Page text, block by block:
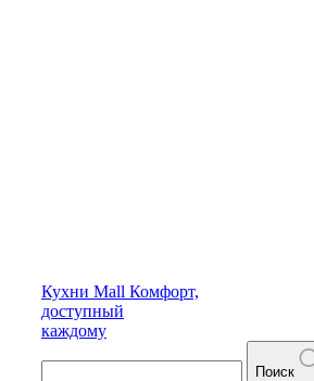
Кухни Mall Комфорт,
доступный
каждому
Поиск